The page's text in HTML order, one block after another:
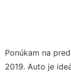
Ponúkam na
2019. Auto je